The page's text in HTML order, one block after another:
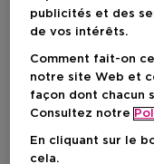
publicités et des
de vos intérêts.
Comment fait-on
notre site Web et
façon dont chacun
Consultez notre
En cliquant sur le
cela.